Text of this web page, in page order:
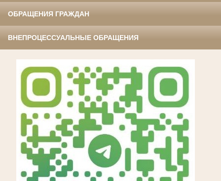
ОБРАЩЕНИЯ ГРАЖДАН
ВНЕПРОЦЕССУАЛЬНЫЕ ОБРАЩЕНИЯ